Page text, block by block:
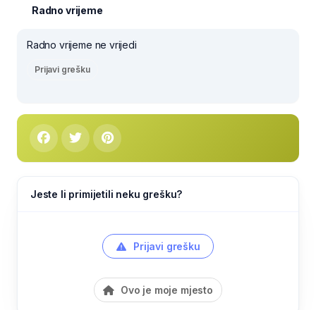
Radno vrijeme
Radno vrijeme ne vrijedi
Prijavi grešku
Jeste li primijetili neku grešku?
Prijavi grešku
Ovo je moje mjesto